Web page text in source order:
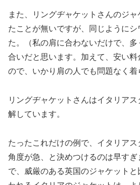
また、リングヂャケットさんのジ
たことが無いですが、同じように
た。（私の肩に合わないだけで、
合いだと思います。加えて、安い
ので、いかり肩の人でも問題なく着
リングヂャケットさんはイタリア
解しています。
たったこれだけの例で、イタリア
角度が急、と決めつけるのは早す
で、威厳のある英国のジャケット